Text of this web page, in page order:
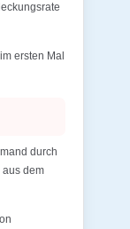
ersten Mal
durch
aus dem